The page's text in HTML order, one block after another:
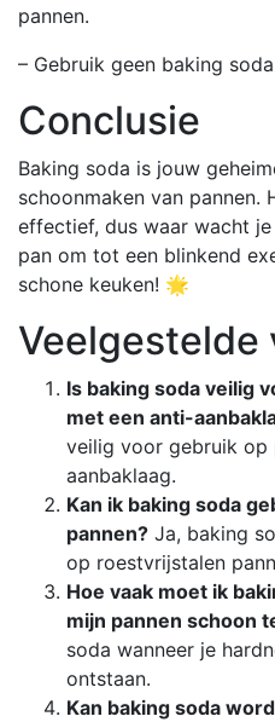
pannen.
– Gebruik geen baking
Conclusie
Baking soda is jouw
schoonmaken van
effectief, dus waar wacht
pan om tot een blinkend
schone keuken! 🌟
Veelgestelde
Is baking soda veilig
met een anti-
veilig voor gebruik op
aanbaklaag.
Kan ik baking soda
pannen? Ja, baking
op roestvrijstalen
Hoe vaak moet ik
mijn pannen schoon
soda wanneer je
ontstaan.
Kan baking soda